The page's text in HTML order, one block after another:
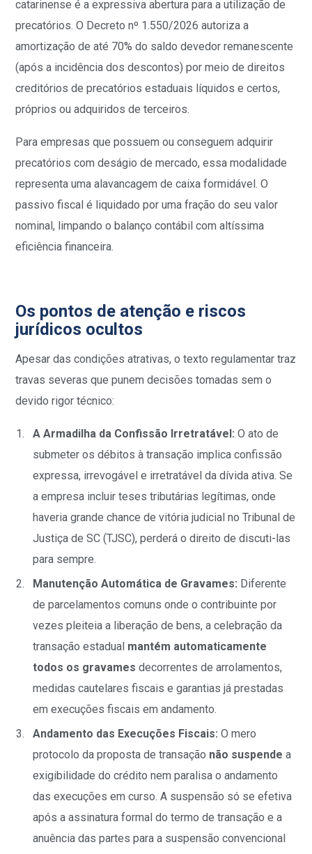
catarinense é a expressiva abertura para a utilização de
precatórios. O Decreto nº 1.550/2026 autoriza a
amortização de até 70% do saldo devedor remanescente
(após a incidência dos descontos) por meio de direitos
creditórios de precatórios estaduais líquidos e certos,
próprios ou adquiridos de terceiros.
Para empresas que possuem ou conseguem adquirir
precatórios com deságio de mercado, essa modalidade
representa uma alavancagem de caixa formidável. O
passivo fiscal é liquidado por uma fração do seu valor
nominal, limpando o balanço contábil com altíssima
eficiência financeira.
Os pontos de atenção e riscos
jurídicos ocultos
Apesar das condições atrativas, o texto regulamentar traz
travas severas que punem decisões tomadas sem o
devido rigor técnico:
A Armadilha da Confissão Irretratável: O ato de
submeter os débitos à transação implica confissão
expressa, irrevogável e irretratável da dívida ativa. Se
a empresa incluir teses tributárias legítimas, onde
haveria grande chance de vitória judicial no Tribunal de
Justiça de SC (TJSC), perderá o direito de discuti-las
para sempre.
Manutenção Automática de Gravames: Diferente
de parcelamentos comuns onde o contribuinte por
vezes pleiteia a liberação de bens, a celebração da
transação estadual mantém automaticamente
todos os gravames decorrentes de arrolamentos,
medidas cautelares fiscais e garantias já prestadas
em execuções fiscais em andamento.
Andamento das Execuções Fiscais: O mero
protocolo da proposta de transação não suspende a
exigibilidade do crédito nem paralisa o andamento
das execuções em curso. A suspensão só se efetiva
após a assinatura formal do termo de transação e a
anuência das partes para a suspensão convencional